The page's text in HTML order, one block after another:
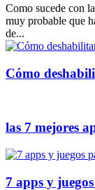
Como sucede con
muy probable que
de...
Cómo
las 7 mejores
7 apps y